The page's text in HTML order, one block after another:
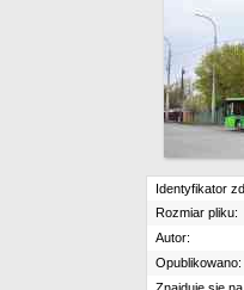
Identyfikator
Rozmiar pliku:
Autor:
Opublikowano: